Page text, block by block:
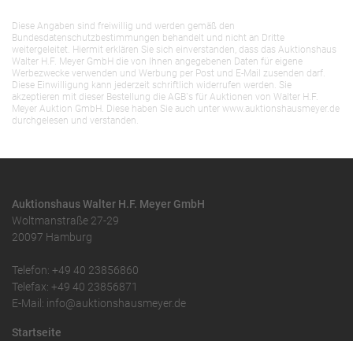
Diese Angaben sind freiwillig und werden gemäß den
Bundesdatenschutzbestimmungen behandelt und nicht an Dritte
weitergeleitet. Hiermit erklären Sie sich einverstanden, dass das Auktionshaus
Walter H.F. Meyer GmbH die von Ihnen angegebenen Daten für eigene
Werbezwecke verwenden und Werbung per Post und E-Mail zusenden darf.
Diese Einwilligung kann jederzeit schriftlich widerrufen werden. Sie
akzeptieren mit dieser Bestellung die AGB`s für Auktionen von Walter H.F.
Meyer Auktion GmbH. Diese haben Sie auch unter www.auktionshausmeyer.de
durchgelesen und verstanden.
Auktionshaus Walter H.F. Meyer GmbH
Woltmanstraße 27-29
20097 Hamburg
Telefon: +49 40 23856860
Telefax: +49 40 23856871
E-Mail: info@auktionshausmeyer.de
Startseite